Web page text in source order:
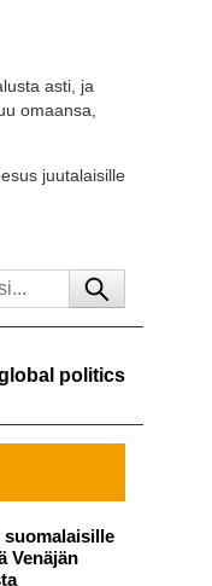
asti, ja
omaansa,
juutalaisille
politics
suomalaisille
Venäjän